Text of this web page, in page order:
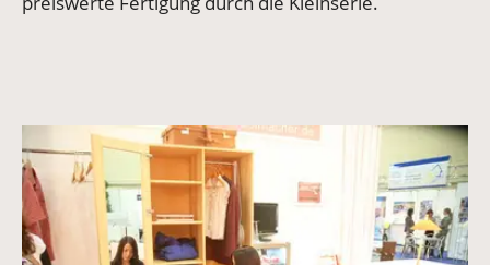
Vergrößerte Version anzeigen